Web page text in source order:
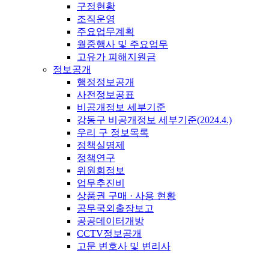
구정현황
조직운영
주요업무계획
월중행사 및 주요업무
고유가 피해지원금
정보공개
행정정보공개
사전정보공표
비공개정보 세부기준
강동구 비공개정보 세부기준(2024.4.)
우리 구 정보목록
정책실명제
정책연구
위원회정보
업무추진비
상품권 구매 · 사용 현황
공무국외출장보고
공공데이터개방
CCTV정보공개
고문 변호사 및 변리사